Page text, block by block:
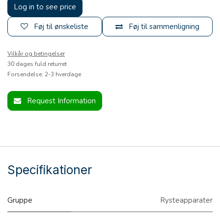
Log in to see price
Føj til sammenligning
Føj til ønskeliste
Vilkår og betingelser
30 dages fuld returret
Forsendelse: 2-3 hverdage
Request Information
Specifikationer
Gruppe Rysteapparater